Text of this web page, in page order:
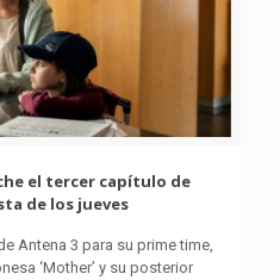
el tercer capítulo de
de los jueves
Antena 3 para su prime time,
‘Mother’ y su posterior